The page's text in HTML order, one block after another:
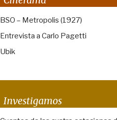
BSO – Metropolis (1927)
Entrevista a Carlo Pagetti
Ubik
Investigamos